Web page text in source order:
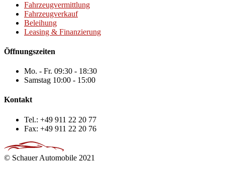
Fahrzeugvermittlung
Fahrzeugverkauf
Beleihung
Leasing & Finanzierung
Öffnungszeiten
Mo. - Fr. 09:30 - 18:30
Samstag 10:00 - 15:00
Kontakt
Tel.: +49 911 22 20 77
Fax: +49 911 22 20 76
© Schauer Automobile 2021